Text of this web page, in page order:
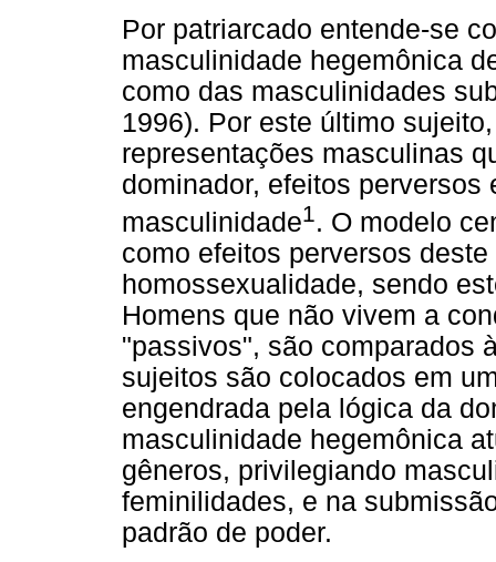
Por patriarcado entende-se
masculinidade hegemônica
como das masculinidades
1996). Por este último
representações masculinas
dominador, efeitos
masculinidade1. O modelo
como efeitos perversos
homossexualidade, sendo
Homens que não vivem a
"passivos", são comparados
sujeitos são colocados em
engendrada pela lógica da
masculinidade hegemônica
gêneros, privilegiando
feminilidades, e na
padrão de poder.